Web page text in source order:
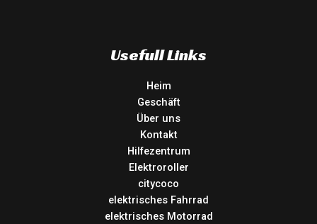
Usefull Links
Heim
Geschäft
Über uns
Kontakt
Hilfezentrum
Elektroroller
citycoco
elektrisches Fahrrad
elektrisches Motorrad